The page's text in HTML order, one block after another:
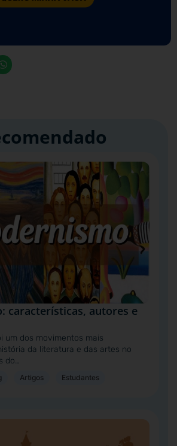
características, autores e
um dos movimentos mais
da literatura e das artes no
do…
Artigos Estudantes